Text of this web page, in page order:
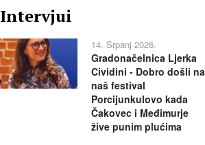
Intervjui
14. Srpanj 2026.
Gradonačelnica Ljerka
Cividini - Dobro došli na
naš festival
Porcijunkulovo kada
Čakovec i Međimurje
žive punim plućima